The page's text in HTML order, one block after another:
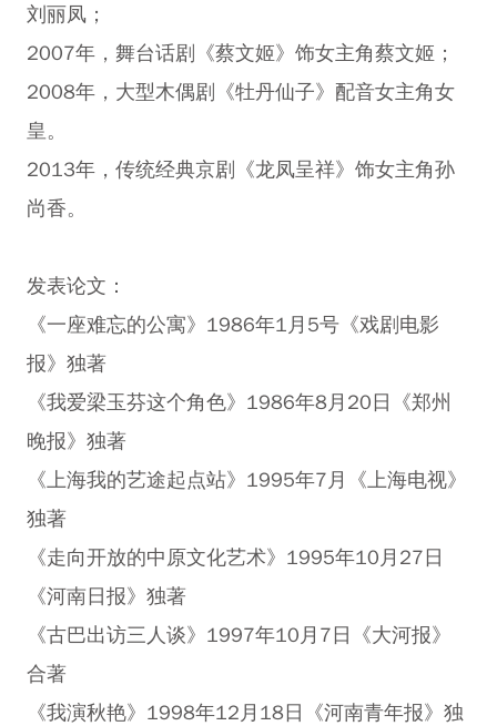
刘丽凤；
2007年，舞台话剧《蔡文姬》饰女主角蔡文姬；
2008年，大型木偶剧《牡丹仙子》配音女主角女
皇。
2013年，传统经典京剧《龙凤呈祥》饰女主角孙
尚香。
发表论文：
《一座难忘的公寓》1986年1月5号《戏剧电影
报》独著
《我爱梁玉芬这个角色》1986年8月20日《郑州
晚报》独著
《上海我的艺途起点站》1995年7月《上海电视》
独著
《走向开放的中原文化艺术》1995年10月27日
《河南日报》独著
《古巴出访三人谈》1997年10月7日《大河报》
合著
《我演秋艳》1998年12月18日《河南青年报》独